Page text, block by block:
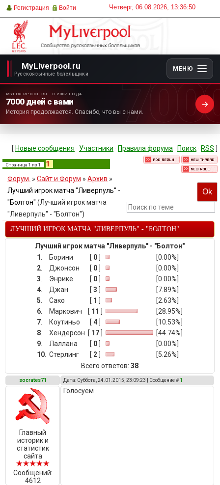
Четверг, 06.08.2026, 13:36:50
Регистрация Войти
MyLiverpool.ru
Русскоязычные болельщики
МЕНЮ
MYLIVERPOOL.RU · С 2007 ГОДА
7000 дней с вами
История продолжается. Спасибо, что вы с нами.
[ Новые сообщения · Участники · Правила форума · Поиск · RSS
Страница 1 из 1
1
Форум. » Сайт и Форум » Архив »
Лучший игрок матча "Ливерпуль" -
"Болтон" (Лучший игрок матча
"Ливерпуль" - "Болтон")
ЛУЧШИЙ ИГРОК МАТЧА "ЛИВЕРПУЛЬ" - "БОЛТОН"
Лучший игрок матча "Ливерпуль" - "Болтон"
1
Борини [ 0
[0.00%]
2
Джонсон [ 0
[0.00%]
3
Энрике [ 0
[0.00%]
4
Джан [3
[7.89%]
5
Сако [ 1
[2.63%]
6
Маркович [ 11
[28.95%]
7
Коутиньо [4
[10.53%]
8
Хендерсон [ 17
[44.74%]
9
Лаллана [ 0
[0.00%]
10 Стерлинг [ 2
[5.26%]
Всего ответов:38
socrates71 Дата: Суббота, 24.01.2015, 23:09:23 | Сообщение # 1
Главный
историк и
статистик
сайта
Сообщений:
4612
Голосуем